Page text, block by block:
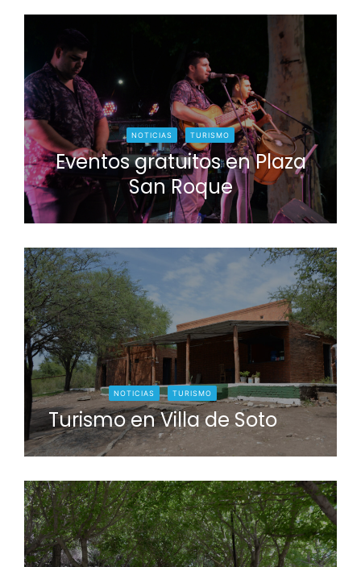
NOTICIAS TURISMO
Eventos gratuitos en Plaza
San Roque
NOTICIAS TURISMO
Turismo en Villa de Soto